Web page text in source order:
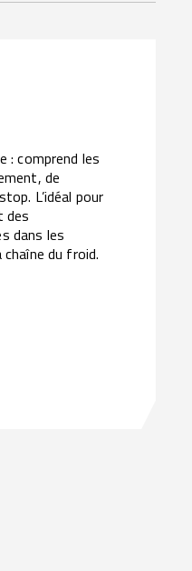
: comprend les
de
L’idéal pour
des
dans les
du froid.